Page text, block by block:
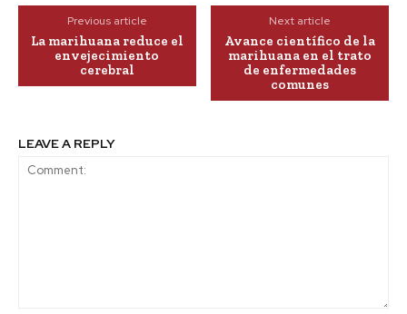
Previous article
La marihuana reduce el
envejecimiento
cerebral
Next article
Avance científico de la
marihuana en el trato
de enfermedades
comunes
LEAVE A REPLY